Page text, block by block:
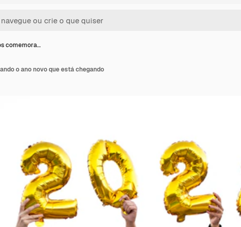
comemora…
o ano novo que está chegando